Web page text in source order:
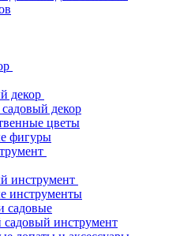
декор
декор
цветы
фигуры
инструмент
инструменты
садовые
инструмент